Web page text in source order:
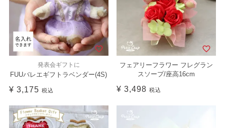
発表会ギフトに
FUUバレエギフトラベンダー(4S)
¥ 3,175 税込
フェアリーフラワー フレグラン
スソープ/座高16cm
¥ 3,498 税込